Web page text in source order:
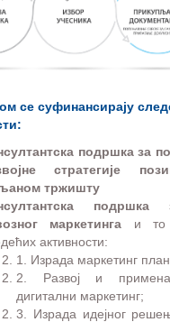
се суфинансирају
подршка за
стратегије
тржишту​
подршка
маркетинга и то
активности:
1. Израда маркетинг
2. Развој и примена
дигитални маркетинг;
3. Израда идејног